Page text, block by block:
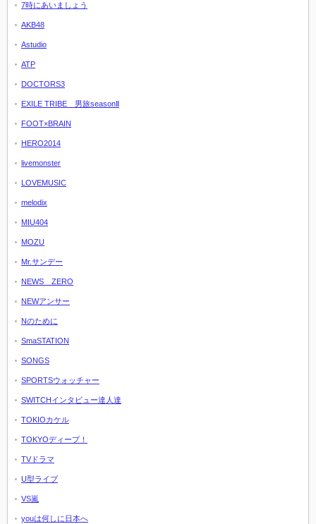
7時にあいましょう
AKB48
Astudio
ATP
DOCTORS3
EXILE TRIBE 男旅seasonⅡ
FOOT×BRAIN
HERO2014
livemonster
LOVEMUSIC
melodix
MIU404
MOZU
Mr.サンデー
NEWS ZERO
NEWアンサー
Nのために
SmaSTATION
SONGS
SPORTSウォッチャー
SWITCHインタビュー達人達
TOKIOカケル
TOKYOディープ！
TVドラマ
U型ライブ
VS嵐
youは何しに日本へ